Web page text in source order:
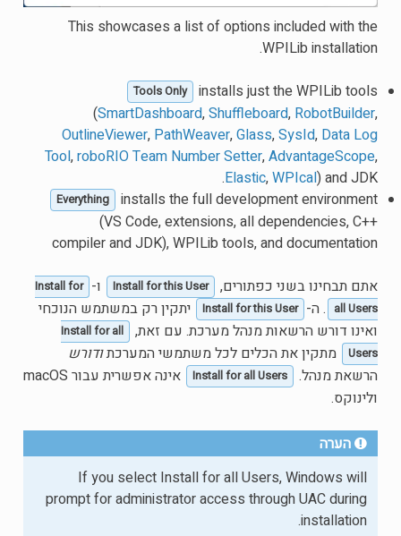
This showcases a list of options included with the
WPILib installation.
Tools Only
installs just the WPILib tools
(SmartDashboard,Shuffleboard, RobotBuilder,
OutlineViewer, PathWeaver,Glass,SysId, Data Log
Tool,roboRIO Team Number Setter,AdvantageScope,
Elastic,WPIcal) and JDK.
Everything
installs the full development environment
(VS Code, extensions, all dependencies, C++
compiler and JDK), WPILib tools, and documentation
אתם תבחינו בשני כפתורים,
Install for this User ו- Install for
all Users
. ה- Install for this User
יתקין רק במשתמש הנוכחי
ואינו דורש הרשאות מנהל מערכת. עם זאת,
Install for all
Users
מתקין את הכלים לכל משתמשי המערכתודורש
הרשאת מנהל.
Install for all Users
אינה אפשרית עבור macOS
ולינוקס.
הערה
If you select Install for all Users, Windows will
prompt for administrator access through UAC during
installation.